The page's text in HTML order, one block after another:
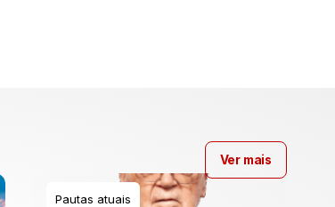
Pautas atuais
Ver mais